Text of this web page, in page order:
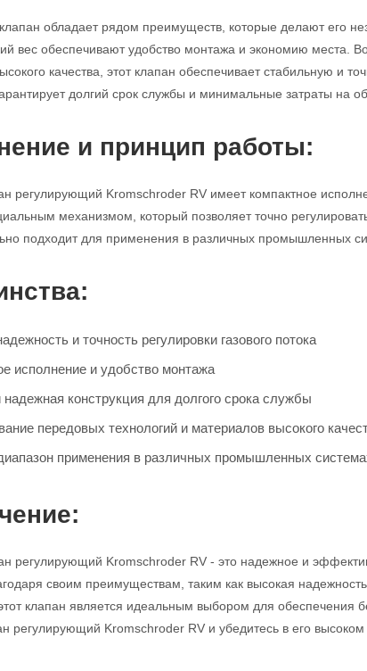
клапан обладает рядом преимуществ, которые делают его
вес обеспечивают удобство монтажа и экономию места.
качества, этот клапан обеспечивает стабильную и
долгий срок службы и минимальные затраты на
и принцип работы:
регулирующий Kromschroder RV имеет компактное
механизмом, который позволяет точно
подходит для применения в различных промышленных
и точность регулировки газового потока
исполнение и удобство монтажа
надежная конструкция для долгого срока службы
передовых технологий и материалов высокого
применения в различных промышленных
регулирующий Kromschroder RV - это надежное и
своим преимуществам, таким как высокая
клапан является идеальным выбором для обеспечения
регулирующий Kromschroder RV и убедитесь в его высоком